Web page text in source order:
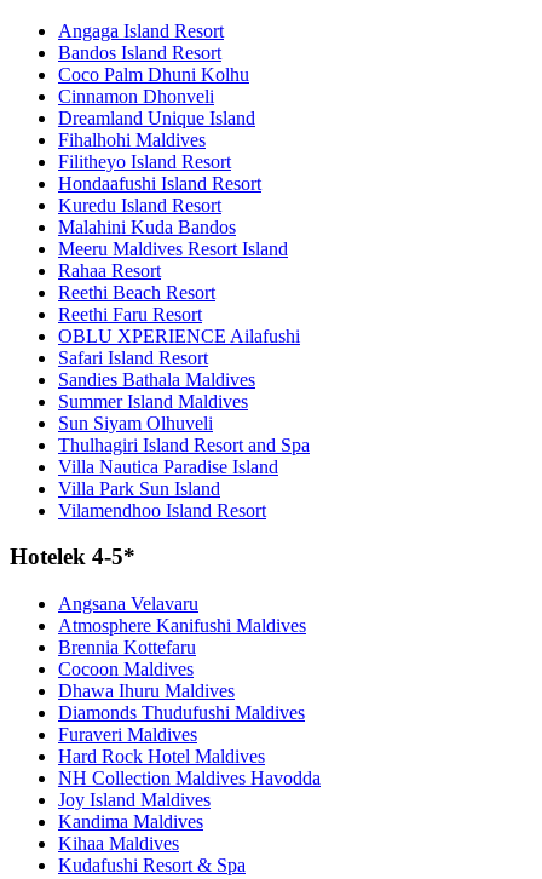
Angaga Island Resort
Bandos Island Resort
Coco Palm Dhuni Kolhu
Cinnamon Dhonveli
Dreamland Unique Island
Fihalhohi Maldives
Filitheyo Island Resort
Hondaafushi Island Resort
Kuredu Island Resort
Malahini Kuda Bandos
Meeru Maldives Resort Island
Rahaa Resort
Reethi Beach Resort
Reethi Faru Resort
OBLU XPERIENCE Ailafushi
Safari Island Resort
Sandies Bathala Maldives
Summer Island Maldives
Sun Siyam Olhuveli
Thulhagiri Island Resort and Spa
Villa Nautica Paradise Island
Villa Park Sun Island
Vilamendhoo Island Resort
Hotelek 4-5*
Angsana Velavaru
Atmosphere Kanifushi Maldives
Brennia Kottefaru
Cocoon Maldives
Dhawa Ihuru Maldives
Diamonds Thudufushi Maldives
Furaveri Maldives
Hard Rock Hotel Maldives
NH Collection Maldives Havodda
Joy Island Maldives
Kandima Maldives
Kihaa Maldives
Kudafushi Resort & Spa